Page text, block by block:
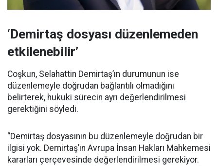
‘Demirtaş dosyası düzenlemeden
etkilenebilir’
Coşkun, Selahattin Demirtaş’ın durumunun ise
düzenlemeyle doğrudan bağlantılı olmadığını
belirterek, hukuki sürecin ayrı değerlendirilmesi
gerektiğini söyledi.
“Demirtaş dosyasının bu düzenlemeyle doğrudan bir
ilgisi yok. Demirtaş’ın Avrupa İnsan Hakları Mahkemesi
kararları çerçevesinde değerlendirilmesi gerekiyor.